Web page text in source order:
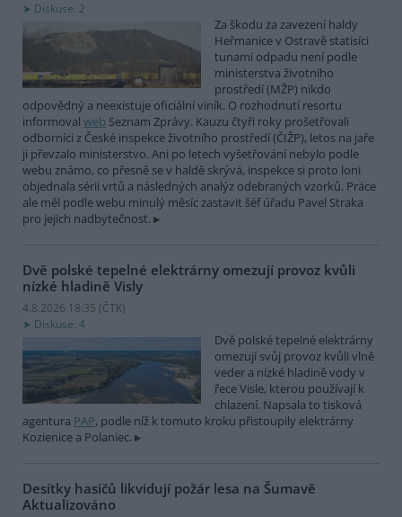
Diskuse: 2
Za škodu za zavezení haldy
Heřmanice v Ostravě statisíci
tunami odpadu není podle
ministerstva životního
prostředí (MŽP) nikdo
odpovědný a neexistuje oficiální viník. O rozhodnutí resortu
informoval web Seznam Zprávy. Kauzu čtyři roky prošetřovali
odborníci z České inspekce životního prostředí (ČIŽP), letos na jaře
ji převzalo ministerstvo. Ani po letech vyšetřování nebylo podle
webu známo, co přesně se v haldě skrývá, inspekce si proto loni
objednala sérii vrtů a následných analýz odebraných vzorků. Práce
ale měl podle webu minulý měsíc zastavit šéf úřadu Pavel Straka
pro jejich nadbytečnost.
Dvě polské tepelné elektrárny omezují provoz kvůli
nízké hladině Visly
4.8.2026 18:35 (ČTK)
Diskuse: 4
Dvě polské tepelné elektrárny
omezují svůj provoz kvůli vlně
veder a nízké hladině vody v
řece Visle, kterou používají k
chlazení. Napsala to tisková
agentura PAP, podle níž k tomuto kroku přistoupily elektrárny
Kozienice a Polaniec.
Desítky hasičů likvidují požár lesa na Šumavě
Aktualizováno